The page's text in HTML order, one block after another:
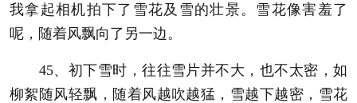
我拿起相机拍下了雪花及雪的壮景。雪花像害羞了
呢，随着风飘向了另一边。
45、初下雪时，往往雪片并不大，也不太密，如
柳絮随风轻飘，随着风越吹越猛，雪越下越密，雪花